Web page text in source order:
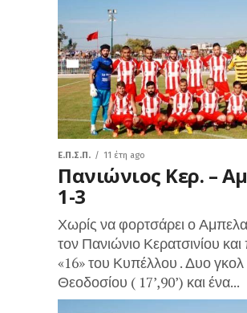
εννιά...
Ε.Π.Σ.Π. 11 έτη ago
Πανιώνιος Κερ. –
1-3
Χωρίς να φορτσάρει ο
τον Πανιώνιο Κερατσινίου
«16» του Κυπέλλου . Δυο
Θεοδοσίου ( 17’,90’) και ένα...